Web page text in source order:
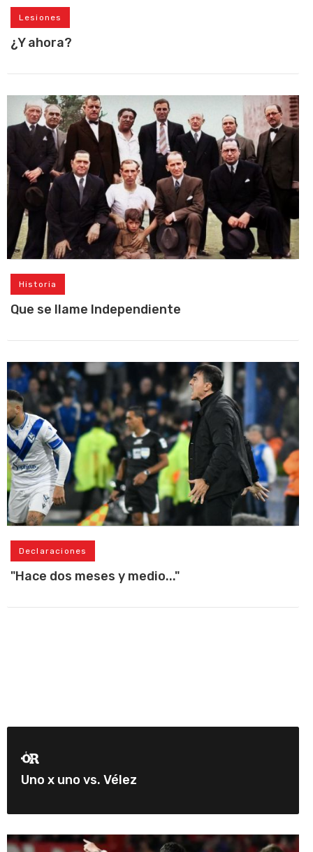
Lesiones
¿Y ahora?
Historia
Que se llame Independiente
Declaraciones
"Hace dos meses y medio..."
Uno x uno vs. Vélez